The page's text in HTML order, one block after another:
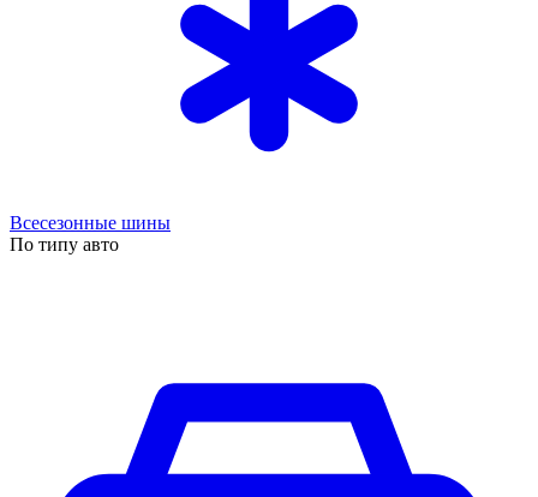
Всесезонные шины
По типу авто